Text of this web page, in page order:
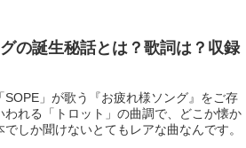
の誕生秘話とは？歌詞は？収録
」が歌う『お疲れ様ソング』をご存
れる「トロット」の曲調で、どこか懐か
しか聞けないとてもレアな曲なんです。